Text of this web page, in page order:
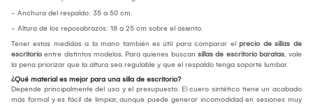
- Anchura del respaldo: 35 a 50 cm.
- Altura de los reposabrazos: 18 a 25 cm sobre el asiento.
Tener estas medidas a la mano también es útil para comparar el precio de sillas de
escritorio entre distintos modelos. Para quienes buscan sillas de escritorio baratas, vale
la pena priorizar que la altura sea regulable y que el respaldo tenga soporte lumbar.
¿Qué material es mejor para una silla de escritorio?
Depende principalmente del uso y el presupuesto. El cuero sintético tiene un acabado
más formal y es fácil de limpiar, aunque puede generar incomodidad en sesiones muy